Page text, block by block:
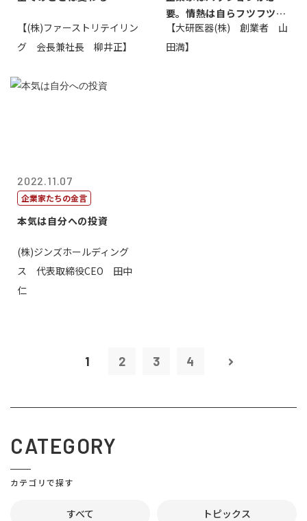
【(株)ファーストリテイリン
グ 会長兼社長 柳井正】
要。情熱は自らフツフツと
湧いてくるもの...
【大研医器(株) 創業者 山
田満】
2022.11.07
企業家たちの金言
本気は自分への投資
(株)ジンズホールディング
ス 代表取締役CEO 田中
仁
1 2 3 4
CATEGORY
カテゴリで探す
すべて トピックス